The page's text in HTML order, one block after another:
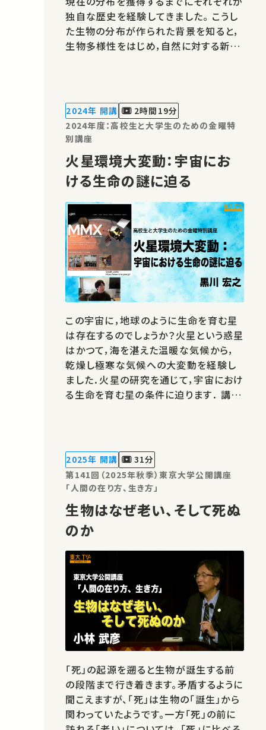
独自な歴史を経験してきました。 こうし
た生物の分布が作られた背景を知ると，
生物多様性をはじめ，自然に対する新し
布が作られたプロセスを科学的に考えて
みたいと思います。★高校生と大学生…
2024年 開講
2時間19分
2024年度：高校生と大学生のための金曜特
別講座
火星環境大変動：宇宙にお
ける生命の謎に迫る
この宇宙に，地球のように生命を育む星
は存在するのでしょうか？火星という惑星
はかつて，海を湛えた温暖な気候から，
乾燥し極寒な気候への大変動を経験し
ました．火星の研究を通じて，宇宙におけ
る生命を育む星の条件に迫ります． 講
ん。 お気に入りの講義・講演があれば
SNSなどでシェアをお願いします…
2025年 開講
31分
第141回（2025年秋季）東京大学公開講座
「人間の在り方、生き方」
生物はなぜ老い、そして死ぬ
のか
「死」の起源を遡ると生物が誕生する前
の段階まで行き着きます。矛盾するように
聞こえますが、「死」は生物の「誕生」から
関わっていたようです。一方「死」の前に